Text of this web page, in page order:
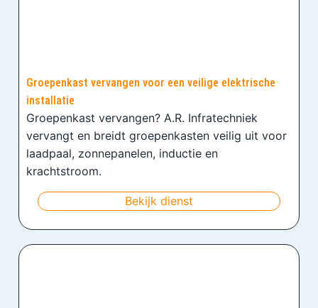
Groepenkast vervangen voor een veilige elektrische
installatie
Groepenkast vervangen? A.R. Infratechniek
vervangt en breidt groepenkasten veilig uit voor
laadpaal, zonnepanelen, inductie en
krachtstroom.
Bekijk dienst